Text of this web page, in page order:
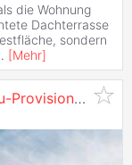
die Wohnung
Dachterrasse
sondern
[Mehr]